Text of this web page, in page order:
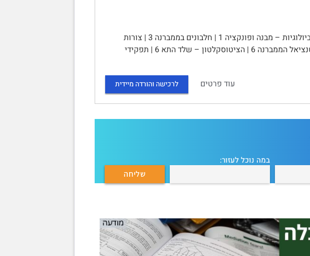
התא: מבנה ותפקוד | תוכן עניינים | ממברנות ביולוגיות – מבנה ופונקציה 1 | חלבונים בממברנה 3 | צורות
היקשרות לממברנה 3 | חציית הממברנה 4 | יצירת פוטנציאל הממברנה 6 | הציטוסקלטון – שלד התא 6 | תפקידי
עוד פרטים לרכישה והורדה מיידית
במה נוכל לעזור: